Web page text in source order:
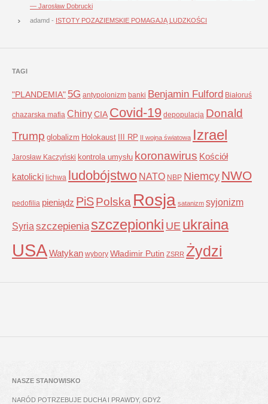
— Jarosław Dobrucki
adamd - ISTOTY POZAZIEMSKIE POMAGAJĄ LUDZKOŚCI
TAGI
"PLANDEMIA" 5G antypolonizm banki Benjamin Fulford Białoruś
chazarska mafia ChinyCIA Covid-19 depopulacja Donald
Trump globalizm Holokaust III RP II wojna światowa Izrael
Jarosław Kaczyński kontrola umysłu koronawirus Kościół
katolicki lichwa ludobójstwo NATO NBP NiemcyNWO
pedofilia pieniądz PiSPolska Rosja satanizm syjonizm
Syria szczepienia szczepionki UE ukraina
USAWatykan wybory Władimir Putin ZSRR Żydzi
NASZE STANOWISKO
NARÓD POTRZEBUJE DUCHA I PRAWDY, GDYŻ